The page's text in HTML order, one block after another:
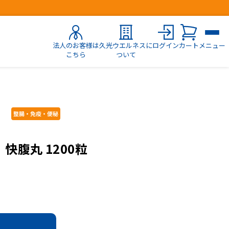
法人のお客様は
こちら
久光ウエルネスに
ついて
ログインカート メニュー
快腹丸 1200粒